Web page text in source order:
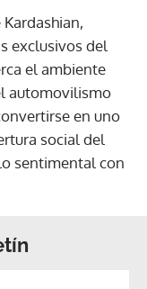
exclusivos del
el ambiente
automovilismo
en uno
social del
sentimental con